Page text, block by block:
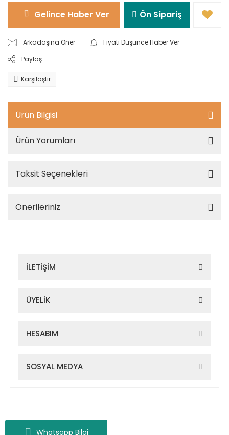
Whatsapp Bilgi
Gelince Haber Ver Ön Sipariş
Arkadaşına Öner
Fiyatı Düşünce Haber Ver
Paylaş
Karşılaştır
Ürün Bilgisi
Ürün Yorumları
Taksit Seçenekleri
Önerileriniz
İLETİŞİM
ÜYELİK
HESABIM
SOSYAL MEDYA